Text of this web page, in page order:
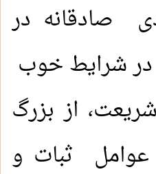
صادقانه در
شرایط خوب
از بزرگ
ثبات و